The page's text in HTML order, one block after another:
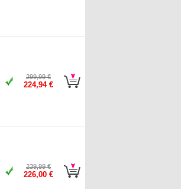
299,99 €
224,94 €
239,99 €
226,00 €